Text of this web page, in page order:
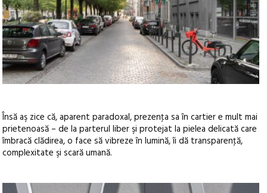
Însă aş zice că, aparent paradoxal, prezenţa sa în cartier e mult mai
prietenoasă – de la parterul liber şi protejat la pielea delicată care
îmbracă clădirea, o face să vibreze în lumină, îi dă transparenţă,
complexitate şi scară umană.